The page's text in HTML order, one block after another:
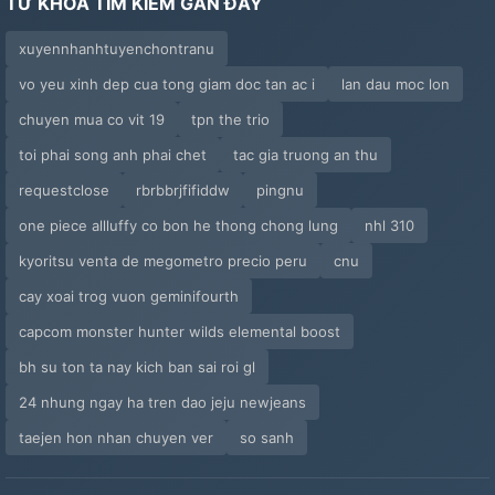
37: Chủ Nhân Xấu Xa
38: Chiếc Đai Trinh Tiết
39: Đừng Quên Mày Chỉ Là Một Con Chó Cái (cốt
40: Dụng Cụ Điện Rung Tàn Khốc
41: Bàn Luận Về Cách Dạy Dỗ Nô Nam (cốt Truyện)
42: Chủ Nhân Nguy Hiểm
43: Dùng Cơm Xong Thì Dùng Em
xuyennhanhtuyenchontranu
vo yeu xinh dep cua tong giam doc tan ac i
lan dau moc lon
chuyen mua co vit 19
tpn the trio
toi phai song anh phai chet
tac gia truong an thu
requestclose
rbrbbrjfifiddw
pingnu
one piece allluffy co bon he thong chong lung
nhl 310
kyoritsu venta de megometro precio peru
cnu
cay xoai trog vuon geminifourth
capcom monster hunter wilds elemental boost
bh su ton ta nay kich ban sai roi gl
24 nhung ngay ha tren dao jeju newjeans
taejen hon nhan chuyen ver
so sanh